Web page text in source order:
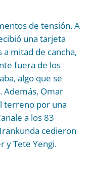
de tensión. A
una tarjeta
mitad de cancha,
fuera de los
algo que se
Además, Omar
terreno por una
a los 83
cedieron
y Tete Yengi.